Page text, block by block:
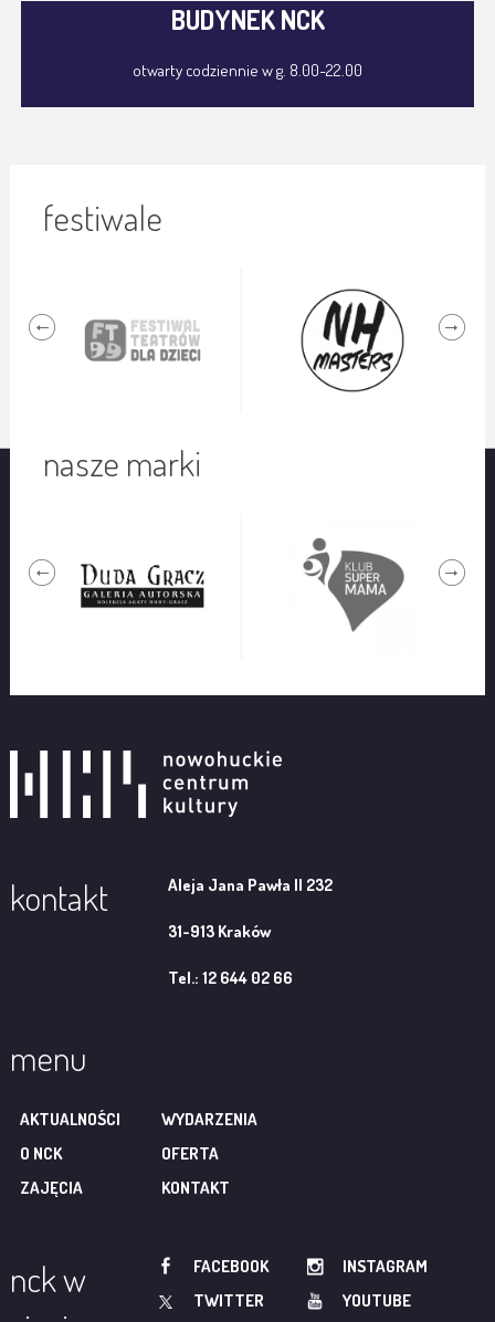
BUDYNEK NCK
otwarty codziennie w g. 8.00-22.00
festiwale
nasze marki
kontakt Aleja Jana Pawła II 232
31-913 Kraków
Tel.: 12 644 02 66
menu
AKTUALNOŚCI
WYDARZENIA
O NCK
OFERTA
ZAJĘCIA
KONTAKT
nck w
FACEBOOK
INSTAGRAM
TWITTER
YOUTUBE